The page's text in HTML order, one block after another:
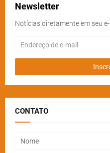
Newsletter
Notícias diretamente em seu e-
CONTATO